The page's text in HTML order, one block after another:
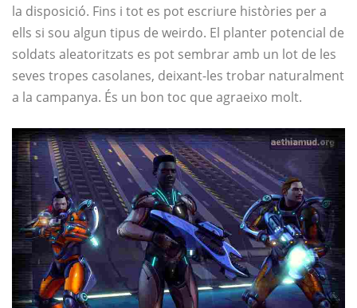
la disposició. Fins i tot es pot escriure històries per a
ells si sou algun tipus de weirdo. El planter potencial de
soldats aleatoritzats es pot sembrar amb un lot de les
seves tropes casolanes, deixant-les trobar naturalment
a la campanya. És un bon toc que agraeixo molt.